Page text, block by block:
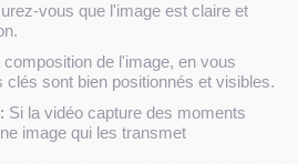
vous que l'image est claire et
composition de l'image, en vous
sont bien positionnés et visibles.
Si la vidéo capture des moments
image qui les transmet